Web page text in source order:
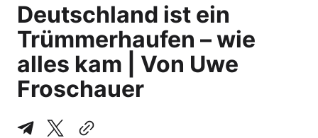
Deutschland ist ein
Trümmerhaufen – wie
alles kam | Von Uwe
Froschauer